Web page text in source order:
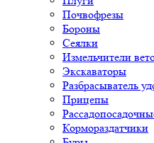
Почвофрезы
Бороны
Сеялки
Измельчители
Экскаваторы
Разбрасыватель
Прицепы
Кормораздатчики